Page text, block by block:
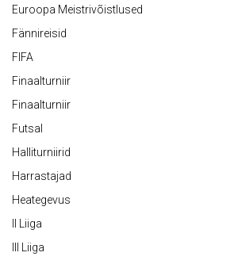
Euroopa Meistrivõistlused
Fännireisid
FIFA
Finaalturniir
Finaalturniir
Futsal
Halliturniirid
Harrastajad
Heategevus
II Liiga
III Liiga